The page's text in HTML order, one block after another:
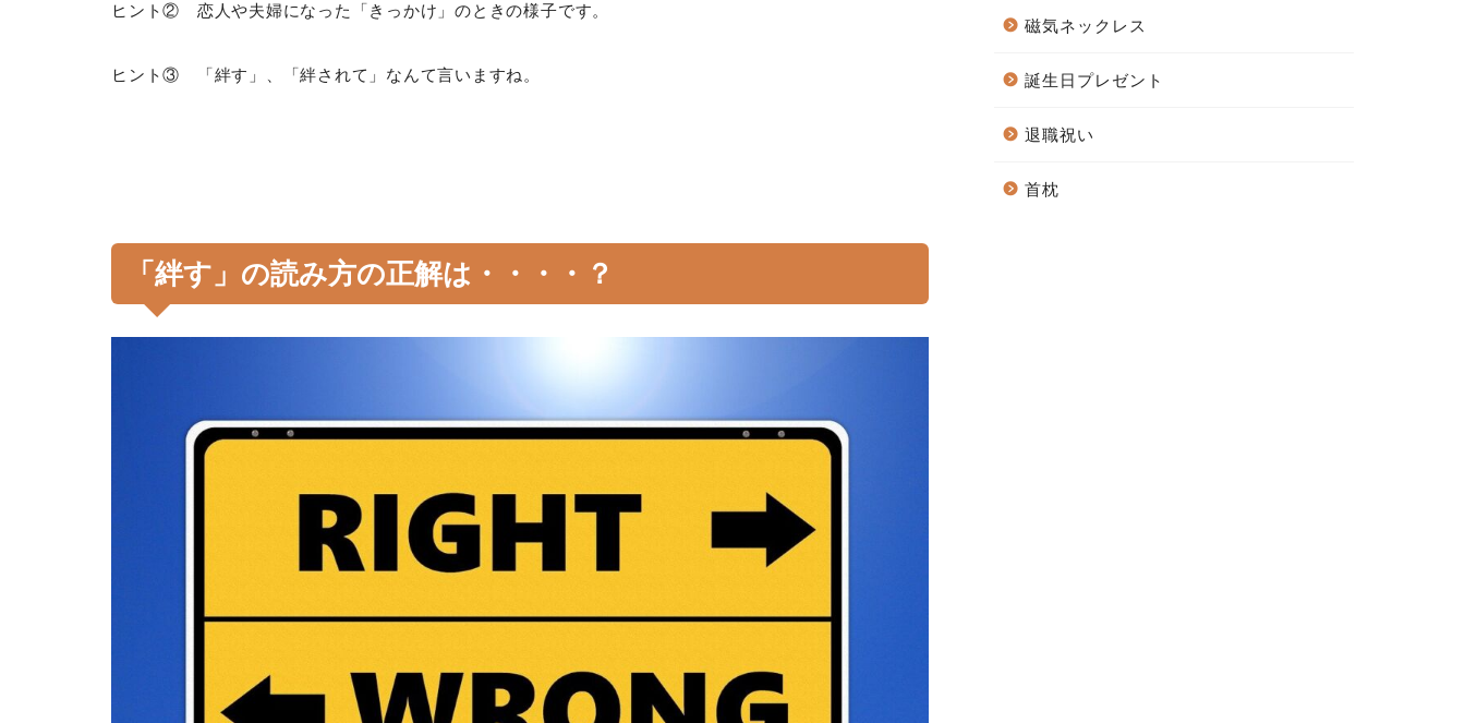
ヒント② 恋人や夫婦になった「きっかけ」のときの様子です。
ヒント③ 「絆す」、「絆されて」なんて言いますね。
「絆す」の読み方の正解は・・・・？
磁気ネックレス
誕生日プレゼント
退職祝い
首枕